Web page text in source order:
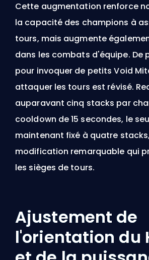
Cette augmentation renforce
la capacité des champions à
tours, mais augmente
dans les combats d'équipe. De
pour invoquer de petits Void
attaquer les tours est révisé.
auparavant cinq stacks par
cooldown de 15 secondes, le
maintenant fixé à quatre
modification remarquable qui
les sièges de tours.
Ajustement de
l'orientation du